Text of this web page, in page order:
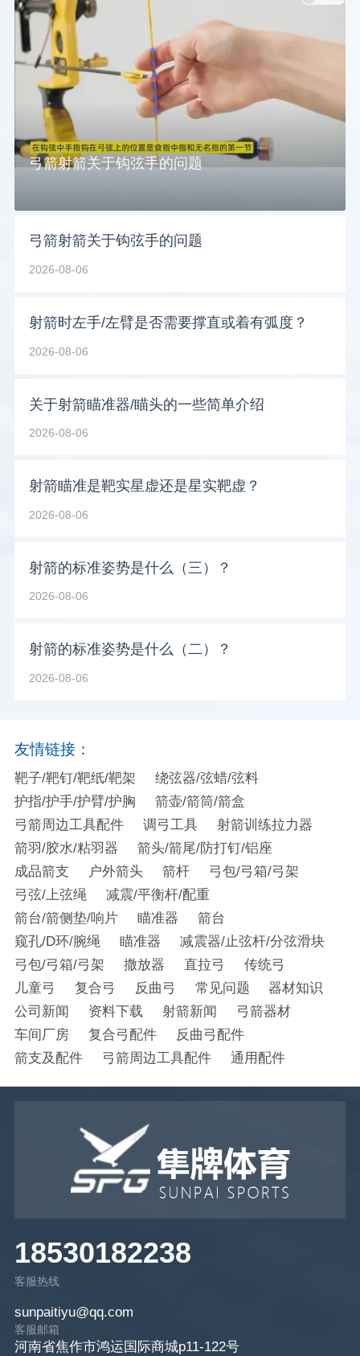
弓箭射箭关于钩弦手的问题
弓箭射箭关于钩弦手的问题
2026-08-06
射箭时左手/左臂是否需要撑直或着有弧度？
2026-08-06
关于射箭瞄准器/瞄头的一些简单介绍
2026-08-06
射箭瞄准是靶实星虚还是星实靶虚？
2026-08-06
射箭的标准姿势是什么（三）？
2026-08-06
射箭的标准姿势是什么（二）？
2026-08-06
友情链接：
靶子/靶钉/靶纸/靶架
绕弦器/弦蜡/弦料
护指/护手/护臂/护胸
箭壶/箭筒/箭盒
弓箭周边工具配件
调弓工具
射箭训练拉力器
箭羽/胶水/粘羽器
箭头/箭尾/防打钉/铝座
成品箭支
户外箭头 箭杆
弓包/弓箱/弓架
弓弦/上弦绳
减震/平衡杆/配重
箭台/箭侧垫/响片
瞄准器
箭台
窥孔/D环/腕绳
瞄准器
减震器/止弦杆/分弦滑块
弓包/弓箱/弓架
撒放器 直拉弓
传统弓
儿童弓
复合弓 反曲弓 常见问题
器材知识
公司新闻
资料下载 射箭新闻
弓箭器材
车间厂房
复合弓配件
反曲弓配件
箭支及配件
弓箭周边工具配件 通用配件
18530182238
客服热线
sunpaitiyu@qq.com
客服邮箱
河南省焦作市鸿运国际商城p11-122号